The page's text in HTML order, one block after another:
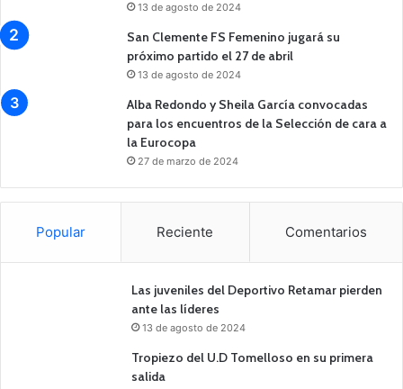
13 de agosto de 2024
San Clemente FS Femenino jugará su
próximo partido el 27 de abril
13 de agosto de 2024
Alba Redondo y Sheila García convocadas
para los encuentros de la Selección de cara a
la Eurocopa
27 de marzo de 2024
Popular Reciente Comentarios
Las juveniles del Deportivo Retamar pierden
ante las líderes
13 de agosto de 2024
Tropiezo del U.D Tomelloso en su primera
salida